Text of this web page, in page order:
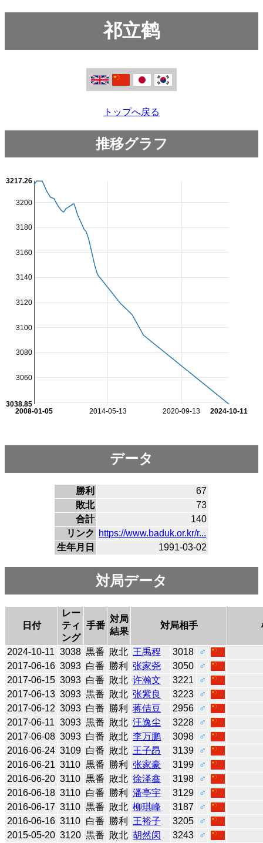
祁立鹤
トップへ戻る
推移グラフ
2014-05-13 2020-09-13
2008-01-05 2024-10-11
3060
3080
3100
3120
3140
3160
3180
3200
3038.85
3217.26
データ
勝利
67
敗北
73
合計
140
リンク
https://www.baduk.or.kr/r...
生年月日
1991-03-02
対局データ
日付
レー
ティ
ング
手番
対局
結果
対局相手
2024-10-11 3038 黒番 敗北 王禹程 3018
♂
2017-06-16 3093 白番 勝利 张家尧 3050
♂
2017-06-15 3093 白番 敗北 许瀚文 3221
♂
2017-06-13 3093 黒番 敗北 张紫良 3223
♂
2017-06-12 3093 白番 勝利 蒋佶豆 2956
♂
2017-06-11 3093 黒番 敗北 汪逸尘 3228
♂
2017-06-08 3093 白番 敗北 李万鹏 3098
♂
2016-06-24 3109 白番 敗北 王子昂 3139
♂
2016-06-21 3110 黒番 勝利 张家豪 3199
♂
2016-06-20 3110 黒番 敗北 徐泽鑫 3198
♂
2016-06-18 3110 白番 勝利 潘亭宇 3129
♂
2016-06-17 3110 黒番 敗北 柳琪峰 3187
♂
2016-06-16 3110 白番 勝利 王裕子 3205
♂
2015-05-20 3120 黒番 敗北 胡然闵 3243
♂